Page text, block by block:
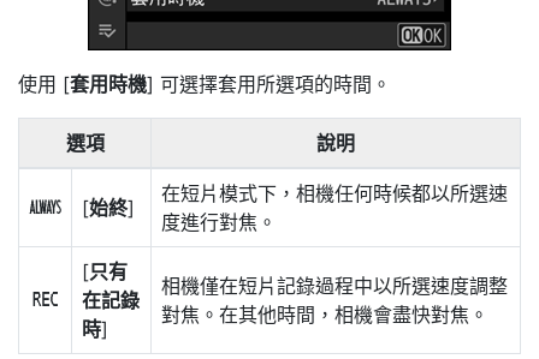
使用 [套用時機] 可選擇套用所選項的時間。
選項 說明
D [始終]
在短片模式下，相機任何時候都以所選速
度進行對焦。
E
[只有
在記錄
時]
相機僅在短片記錄過程中以所選速度調整
對焦。在其他時間，相機會盡快對焦。